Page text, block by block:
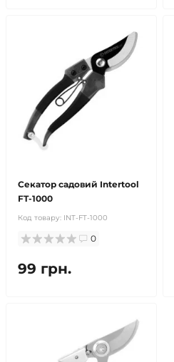
Секатор садовий Intertool
FT-1000
Код товару: INT-FT-1000
0
99 грн.